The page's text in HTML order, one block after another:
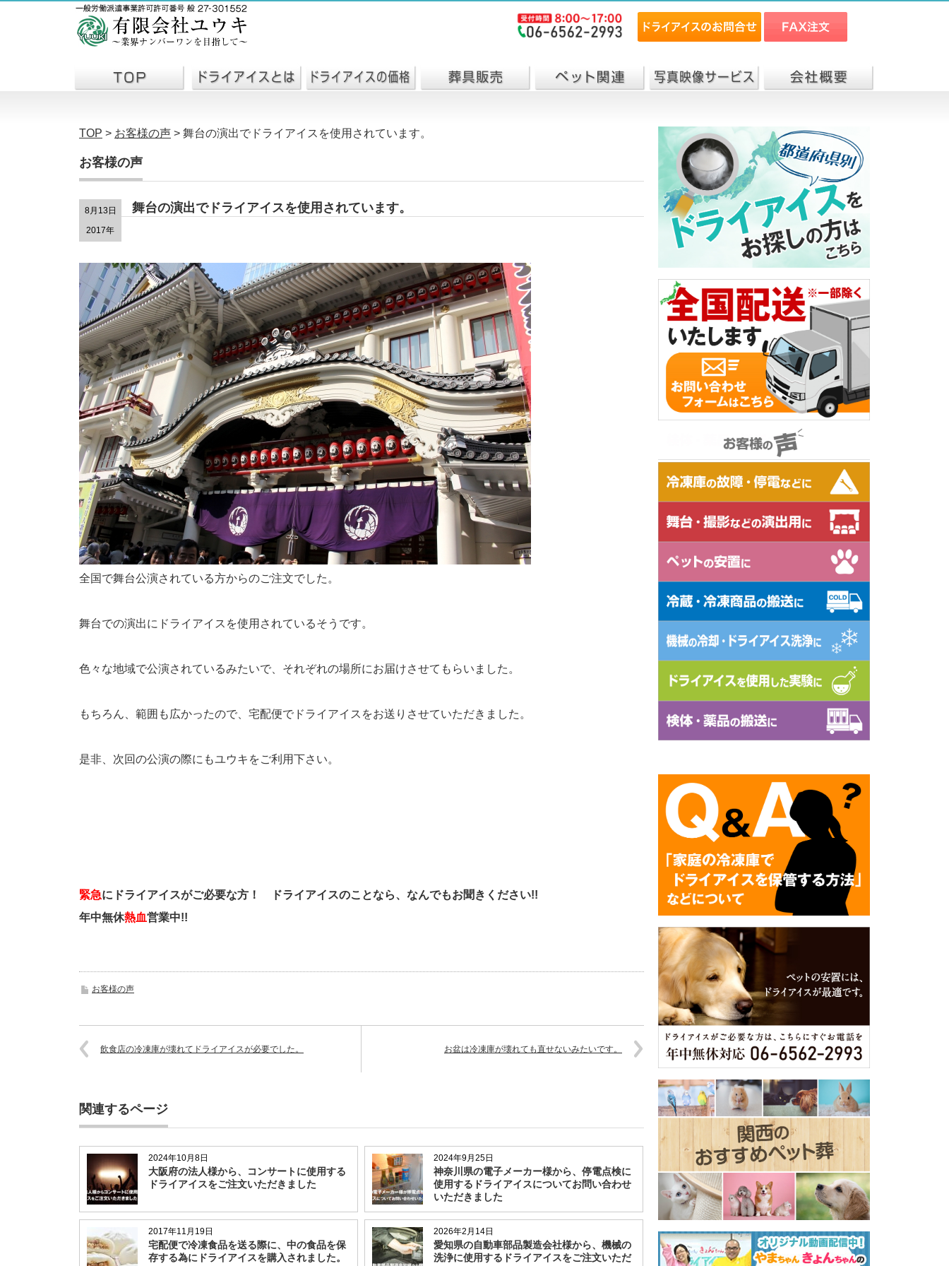
TOP > お客様の声 > 舞台の演出でドライアイスを使用されています。
お客様の声
8月13日
2017年
舞台の演出でドライアイスを使用されています。
全国で舞台公演されている方からのご注文でした。
舞台での演出にドライアイスを使用されているそうです。
色々な地域で公演されているみたいで、それぞれの場所にお届けさせてもらいました。
もちろん、範囲も広かったので、宅配便でドライアイスをお送りさせていただきました。
是非、次回の公演の際にもユウキをご利用下さい。
緊急にドライアイスがご必要な方！
ドライアイスのことなら、なんでもお聞きください!!
年中無休熱血営業中!!
お客様の声
飲食店の冷凍庫が壊れてドライアイスが必要でした。 お盆は冷凍庫が壊れても直せないみたいです。
関連するページ
2024年10月8日
大阪府の法人様から、コンサートに使用する
ドライアイスをご注文いただきました
2024年9月25日
神奈川県の電子メーカー様から、停電点検に
使用するドライアイスについてお問い合わせ
いただきました
2017年11月19日
宅配便で冷凍食品を送る際に、中の食品を保
存する為にドライアイスを購入されました。
2026年2月14日
愛知県の自動車部品製造会社様から、機械の
洗浄に使用するドライアイスをご注文いただ